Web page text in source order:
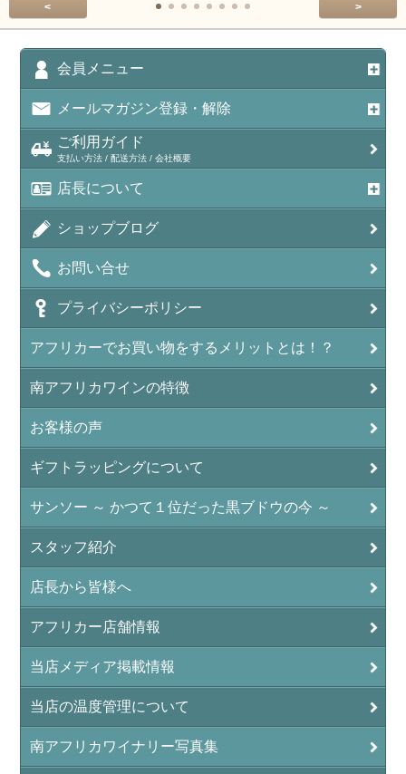
< >
会員メニュー
メールマガジン登録・解除
ご利用ガイド
支払い方法 / 配送方法 / 会社概要
店長について
ショップブログ
お問い合せ
プライバシーポリシー
アフリカーでお買い物をするメリットとは！？
南アフリカワインの特徴
お客様の声
ギフトラッピングについて
サンソー ～ かつて１位だった黒ブドウの今 ～
スタッフ紹介
店長から皆様へ
アフリカー店舗情報
当店メディア掲載情報
当店の温度管理について
南アフリカワイナリー写真集